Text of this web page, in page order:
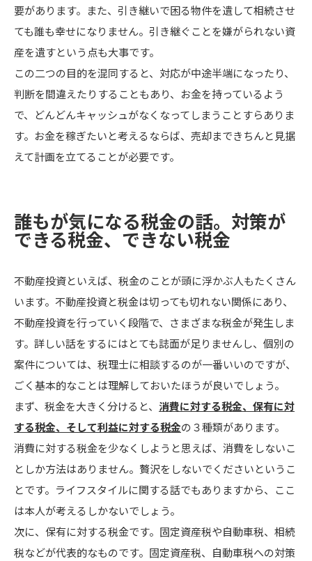
要があります。また、引き継いで困る物件を遺して相続させ
ても誰も幸せになりません。引き継ぐことを嫌がられない資
産を遺すという点も大事です。
この二つの目的を混同すると、対応が中途半端になったり、
判断を間違えたりすることもあり、お金を持っているよう
で、どんどんキャッシュがなくなってしまうことすらありま
す。お金を稼ぎたいと考えるならば、売却まできちんと見据
えて計画を立てることが必要です。
誰もが気になる税金の話。対策が
できる税金、できない税金
不動産投資といえば、税金のことが頭に浮かぶ人もたくさん
います。不動産投資と税金は切っても切れない関係にあり、
不動産投資を行っていく段階で、さまざまな税金が発生しま
す。詳しい話をするにはとても誌面が足りませんし、個別の
案件については、税理士に相談するのが一番いいのですが、
ごく基本的なことは理解しておいたほうが良いでしょう。
まず、税金を大きく分けると、 消費に対する税金、保有に対
する税金、そして利益に対する税金の３種類があります。
消費に対する税金を少なくしようと思えば、消費をしないこ
としか方法はありません。贅沢をしないでくださいというこ
とです。ライフスタイルに関する話でもありますから、ここ
は本人が考えるしかないでしょう。
次に、保有に対する税金です。固定資産税や自動車税、相続
税などが代表的なものです。固定資産税、自動車税への対策